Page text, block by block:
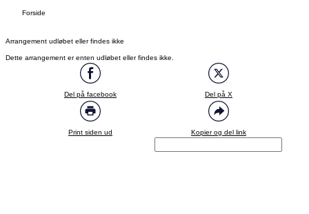
Forside
Arrangement udløbet eller findes ikke
Dette arrangement er enten udløbet eller findes ikke.
Del på facebook Del på X
Print siden ud Kopier og del link